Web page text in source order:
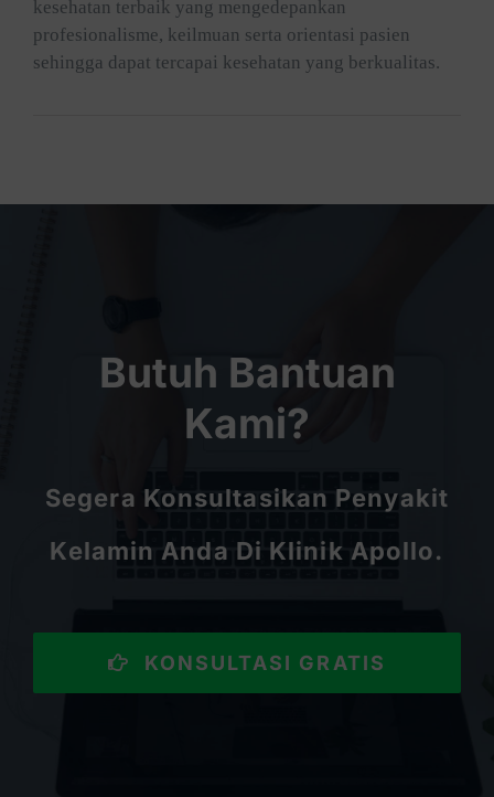
kesehatan terbaik yang mengedepankan
profesionalisme, keilmuan serta orientasi pasien
sehingga dapat tercapai kesehatan yang berkualitas.
Butuh Bantuan
Kami?
Segera Konsultasikan Penyakit
Kelamin Anda Di Klinik Apollo.
KONSULTASI GRATIS